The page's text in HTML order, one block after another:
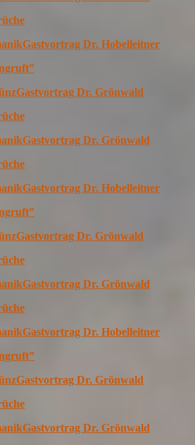
Gastvortrag Dr. Hobelleitner
Gastvortrag Dr. Grönwald
Gastvortrag Dr. Grönwald
Gastvortrag Dr. Hobelleitner
Gastvortrag Dr. Grönwald
Gastvortrag Dr. Grönwald
Gastvortrag Dr. Hobelleitner
Gastvortrag Dr. Grönwald
Gastvortrag Dr. Grönwald